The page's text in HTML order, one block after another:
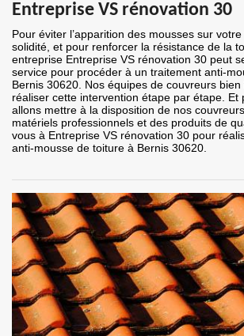
Entreprise VS rénovation 30
Pour éviter l’apparition des mousses sur
solidité, et pour renforcer la résistance de la
entreprise Entreprise VS rénovation 30 peut
service pour procéder à un traitement anti-
Bernis 30620. Nos équipes de couvreurs
réaliser cette intervention étape par étape. Et
allons mettre à la disposition de nos
matériels professionnels et des produits de
vous à Entreprise VS rénovation 30 pour
anti-mousse de toiture à Bernis 30620.